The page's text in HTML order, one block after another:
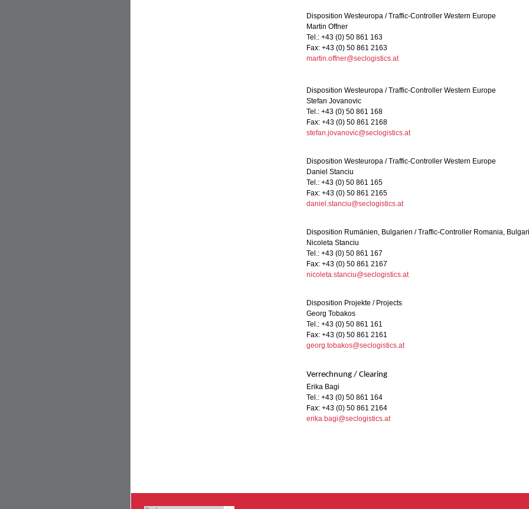
Disposition Westeuropa / Traffic-Controller Western Europe
Martin Offner
Tel.: +43 (0) 50 861 163
Fax: +43 (0) 50 861 2163
martin.offner@seclogistics.at
Disposition Westeuropa / Traffic-Controller Western Europe
Stefan Jovanovic
Tel.: +43 (0) 50 861 168
Fax: +43 (0) 50 861 2168
stefan.jovanovic@seclogistics.at
Disposition Westeuropa / Traffic-Controller Western Europe
Daniel Stanciu
Tel.: +43 (0) 50 861 165
Fax: +43 (0) 50 861 2165
daniel.stanciu@seclogistics.at
Disposition Rumänien, Bulgarien / Traffic-Controller Romania,
Nicoleta Stanciu
Tel.: +43 (0) 50 861 167
Fax: +43 (0) 50 861 2167
nicoleta.stanciu@seclogistics.at
Disposition Projekte / Projects
Georg Tobakos
Tel.: +43 (0) 50 861 161
Fax: +43 (0) 50 861 2161
georg.tobakos@seclogistics.at
Verrechnung / Clearing
Erika Bagi
Tel.: +43 (0) 50 861 164
Fax: +43 (0) 50 861 2164
erika.bagi@seclogistics.at